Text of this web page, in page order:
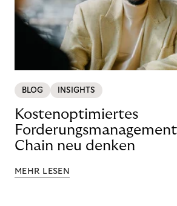
BLOG INSIGHTS
Kostenoptimiertes
Chain neu denken
MEHR LESEN